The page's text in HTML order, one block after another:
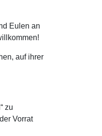
Eulen an
auf ihrer
zu
Vorrat